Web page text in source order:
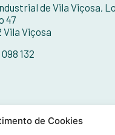
de Cookies
de Vila Viçosa,
47
Vila Viçosa
132